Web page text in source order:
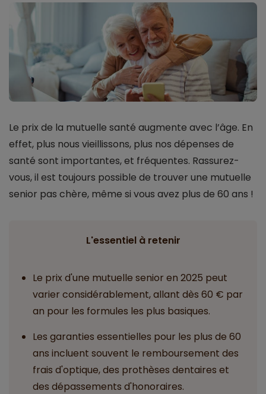
Le prix de la mutuelle santé augmente avec l’âge. En
effet, plus nous vieillissons, plus nos dépenses de
santé sont importantes, et fréquentes. Rassurez-
vous, il est toujours possible de trouver une mutuelle
senior pas chère, même si vous avez plus de 60 ans !
L'essentiel à retenir
Le prix d'une mutuelle senior en 2025 peut
varier considérablement, allant dès 60 € par
an pour les formules les plus basiques.
Les garanties essentielles pour les plus de 60
ans incluent souvent le remboursement des
frais d'optique, des prothèses dentaires et
des dépassements d'honoraires.